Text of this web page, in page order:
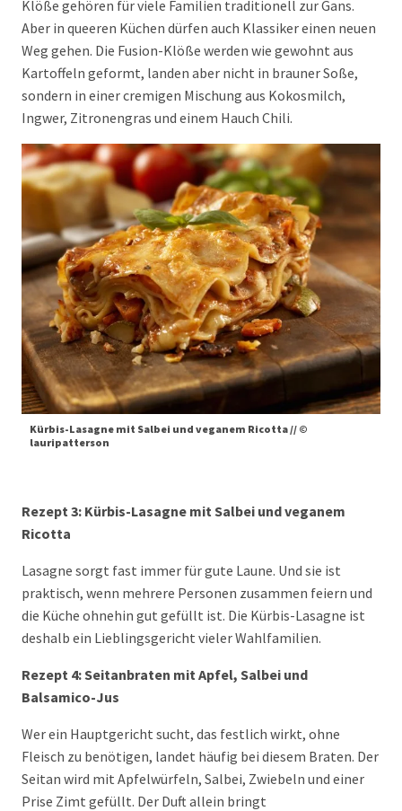
Klöße gehören für viele Familien traditionell zur Gans.
Aber in queeren Küchen dürfen auch Klassiker einen neuen
Weg gehen. Die Fusion-Klöße werden wie gewohnt aus
Kartoffeln geformt, landen aber nicht in brauner Soße,
sondern in einer cremigen Mischung aus Kokosmilch,
Ingwer, Zitronengras und einem Hauch Chili.
Kürbis-Lasagne mit Salbei und veganem Ricotta // ©
lauripatterson
Rezept 3: Kürbis-Lasagne mit Salbei und veganem
Ricotta
Lasagne sorgt fast immer für gute Laune. Und sie ist
praktisch, wenn mehrere Personen zusammen feiern und
die Küche ohnehin gut gefüllt ist. Die Kürbis-Lasagne ist
deshalb ein Lieblingsgericht vieler Wahlfamilien.
Rezept 4: Seitanbraten mit Apfel, Salbei und
Balsamico-Jus
Wer ein Hauptgericht sucht, das festlich wirkt, ohne
Fleisch zu benötigen, landet häufig bei diesem Braten. Der
Seitan wird mit Apfelwürfeln, Salbei, Zwiebeln und einer
Prise Zimt gefüllt. Der Duft allein bringt